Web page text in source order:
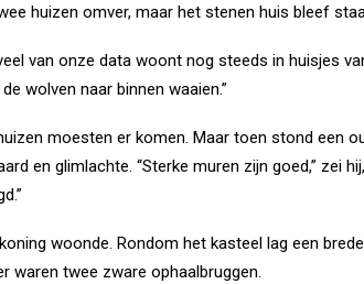
huizen omver, maar het stenen huis bleef
van onze data woont nog steeds in huisjes
wolven naar binnen waaien.”
moesten er komen. Maar toen stond een
en glimlachte. “Sterke muren zijn goed,” zei
woonde. Rondom het kasteel lag een
waren twee zware ophaalbruggen.